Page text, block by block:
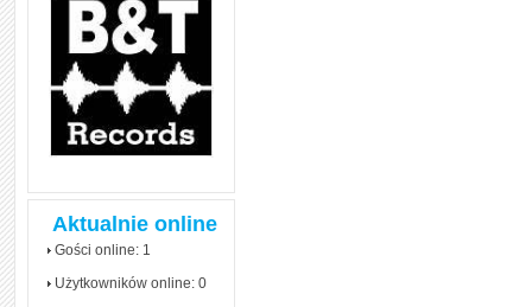
Aktualnie online
Gości online: 1
Użytkowników online: 0